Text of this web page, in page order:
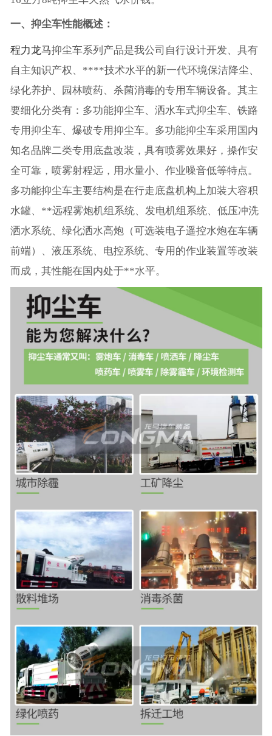
一、抑尘车性能概述：
程力龙马抑尘车系列产品是我公司自行设计开发、具有
自主知识产权、****技术水平的新一代环境保洁降尘、
绿化养护、园林喷药、杀菌消毒的专用车辆设备。其主
要细化分类有：多功能抑尘车、洒水车式抑尘车、铁路
专用抑尘车、爆破专用抑尘车。多功能抑尘车采用国内
知名品牌二类专用底盘改装，具有喷雾效果好，操作安
全可靠，喷雾射程远，用水量小、作业噪音低等特点。
多功能抑尘车主要结构是在行走底盘机构上加装大容积
水罐、**远程雾炮机组系统、发电机组系统、低压冲洗
洒水系统、绿化洒水高炮（可选装电子遥控水炮在车辆
前端）、液压系统、电控系统、专用的作业装置等改装
而成，其性能在国内处于**水平。